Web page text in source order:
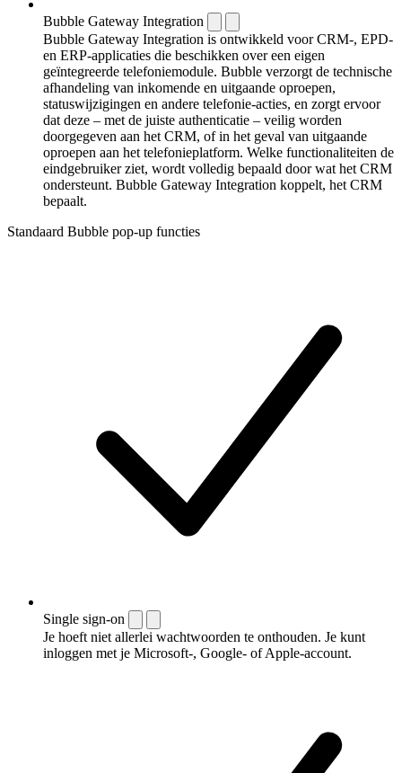
Bubble Gateway Integration
Bubble Gateway Integration is ontwikkeld voor CRM-, EPD-
en ERP-applicaties die beschikken over een eigen
geïntegreerde telefoniemodule. Bubble verzorgt de technische
afhandeling van inkomende en uitgaande oproepen,
statuswijzigingen en andere telefonie-acties, en zorgt ervoor
dat deze – met de juiste authenticatie – veilig worden
doorgegeven aan het CRM, of in het geval van uitgaande
oproepen aan het telefonieplatform. Welke functionaliteiten de
eindgebruiker ziet, wordt volledig bepaald door wat het CRM
ondersteunt. Bubble Gateway Integration koppelt, het CRM
bepaalt.
Standaard Bubble pop-up functies
Single sign-on
Je hoeft niet allerlei wachtwoorden te onthouden. Je kunt
inloggen met je Microsoft-, Google- of Apple-account.